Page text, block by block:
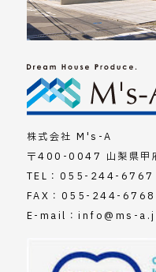
株式会社 M's-A
〒400-0047 山梨県甲
TEL： 055-244-6767
FAX：055-244-6768
E-mail：info@ms-